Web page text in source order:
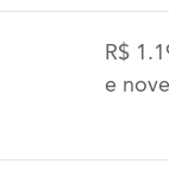
R$
e